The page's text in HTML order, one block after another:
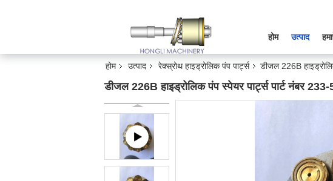
होम उत्पाद
होम उत्पाद रेक्स्रोथ हाइड्रोलिक पंप पार्ट्स डीजल 226B
डीजल 226B हाइड्रोलिक पंप स्पेयर पार्ट्स पार्ट नंबर